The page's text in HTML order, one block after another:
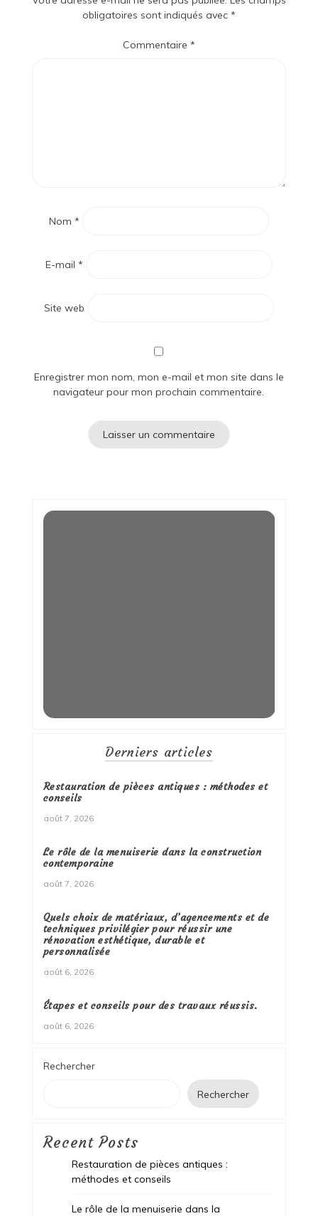
obligatoires sont indiqués avec *
Commentaire *
Nom *
E-mail *
Site web
Enregistrer mon nom, mon e-mail et mon site dans le
navigateur pour mon prochain commentaire.
Derniers articles
Restauration de pièces antiques : méthodes et
conseils
août 7, 2026
Le rôle de la menuiserie dans la construction
contemporaine
août 7, 2026
Quels choix de matériaux, d’agencements et de
techniques privilégier pour réussir une
rénovation esthétique, durable et
personnalisée
août 6, 2026
Étapes et conseils pour des travaux réussis.
août 6, 2026
Rechercher
Rechercher
Recent Posts
Restauration de pièces antiques :
méthodes et conseils
Le rôle de la menuiserie dans la